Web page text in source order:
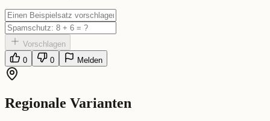
Vorschlagen
0
0 Melden
Regionale Varianten